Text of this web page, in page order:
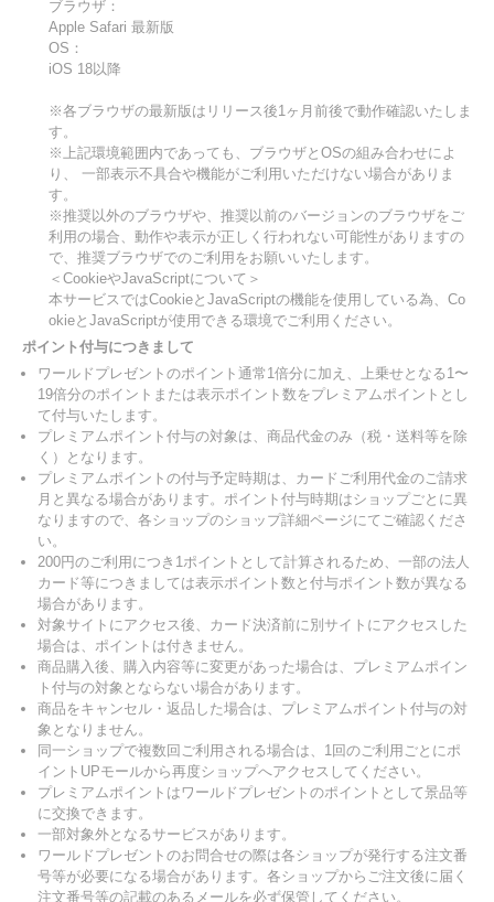
ブラウザ：
Apple Safari 最新版
OS：
iOS 18以降
※各ブラウザの最新版はリリース後1ヶ月前後で動作確認いたしま
す。
※上記環境範囲内であっても、ブラウザとOSの組み合わせによ
り、 一部表示不具合や機能がご利用いただけない場合がありま
す。
※推奨以外のブラウザや、推奨以前のバージョンのブラウザをご
利用の場合、動作や表示が正しく行われない可能性がありますの
で、推奨ブラウザでのご利用をお願いいたします。
＜CookieやJavaScriptについて＞
本サービスではCookieとJavaScriptの機能を使用している為、Co
okieとJavaScriptが使用できる環境でご利用ください。
ポイント付与につきまして
ワールドプレゼントのポイント通常1倍分に加え、上乗せとなる1〜
19倍分のポイントまたは表示ポイント数をプレミアムポイントとし
て付与いたします。
プレミアムポイント付与の対象は、商品代金のみ（税・送料等を除
く）となります。
プレミアムポイントの付与予定時期は、カードご利用代金のご請求
月と異なる場合があります。ポイント付与時期はショップごとに異
なりますので、各ショップのショップ詳細ページにてご確認くださ
い。
200円のご利用につき1ポイントとして計算されるため、一部の法人
カード等につきましては表示ポイント数と付与ポイント数が異なる
場合があります。
対象サイトにアクセス後、カード決済前に別サイトにアクセスした
場合は、ポイントは付きません。
商品購入後、購入内容等に変更があった場合は、プレミアムポイン
ト付与の対象とならない場合があります。
商品をキャンセル・返品した場合は、プレミアムポイント付与の対
象となりません。
同一ショップで複数回ご利用される場合は、1回のご利用ごとにポ
イントUPモールから再度ショップへアクセスしてください。
プレミアムポイントはワールドプレゼントのポイントとして景品等
に交換できます。
一部対象外となるサービスがあります。
ワールドプレゼントのお問合せの際は各ショップが発行する注文番
号等が必要になる場合があります。各ショップからご注文後に届く
注文番号等の記載のあるメールを必ず保管してください。